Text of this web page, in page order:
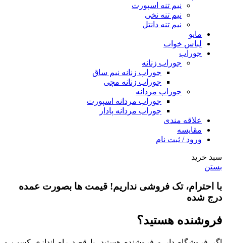
نیم تنه اسپورت
نیم تنه نخی
نیم تنه دانتل
مایو
لباس خواب
جوراب
جوراب زنانه
جوراب زنانه نیم ساق
جوراب زنانه مچی
جوراب مردانه
جوراب مردانه اسپورت
جوراب مردانه پادار
علاقه مندی
مقایسه
ورود / ثبت نام
سبد خرید
بستن
با احترام، تک فروشی نداریم! قیمت ها بصورت عمده
درج شده
فروشنده هستید؟